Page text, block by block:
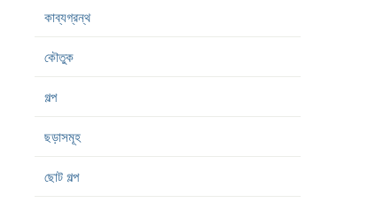
কাব্যগ্রন্থ
কৌতুক
গল্প
ছড়াসমূহ
ছোট গল্প